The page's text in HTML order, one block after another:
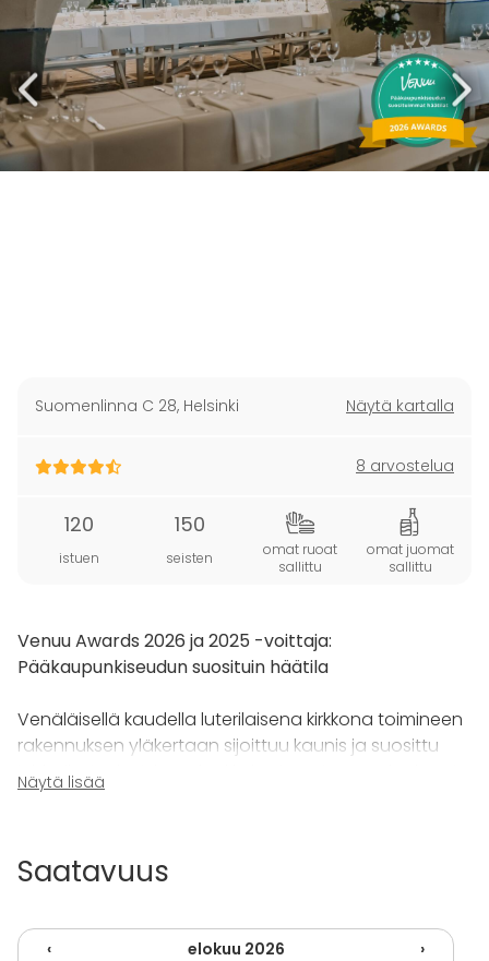
Suomenlinna C 28, Helsinki Näytä kartalla
8 arvostelua
120
istuen
150
seisten
omat ruoat
sallittu
omat juomat
sallittu
Venuu Awards 2026 ja 2025 -voittaja:
Pääkaupunkiseudun suosituin häätila
Venäläisellä kaudella luterilaisena kirkkona toimineen
rakennuksen yläkertaan sijoittuu kaunis ja suosittu
juhlatila, jonka jykevä lankkulattia, seinämaalaukset ja
holvikaaret luovat juhlaan tunnelmalliset puitteet.
päälaiturilta. Sali sopii erityisen hyvin juhlatilaisuuksien
vihkiseremoniaan.
Näytä lisää
Saatavuus
‹ elokuu 2026 ›